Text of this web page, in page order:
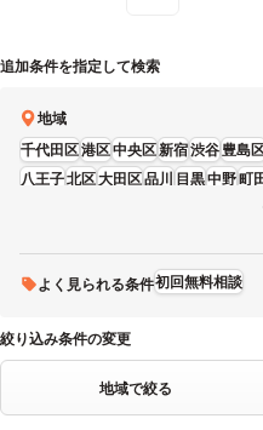
追加条件を指定して検索
地域
千代田区港区中央区新宿渋谷豊島
八王子北区大田区品川目黒中野町
府
よく見られる条件初回無料相談
絞り込み条件の変更
地域で絞る